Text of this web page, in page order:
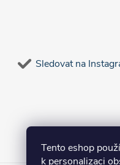
Tento eshop
k personalizaci
Sledovat na